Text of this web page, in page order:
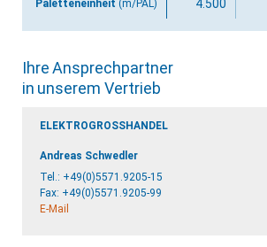
Paletteneinheit (m/PAL)
4.500
Ihre Ansprechpartner
in unserem Vertrieb
ELEKTROGROSSHANDEL
Andreas Schwedler
Tel.: +49(0)5571.9205-15
Fax: +49(0)5571.9205-99
E-Mail